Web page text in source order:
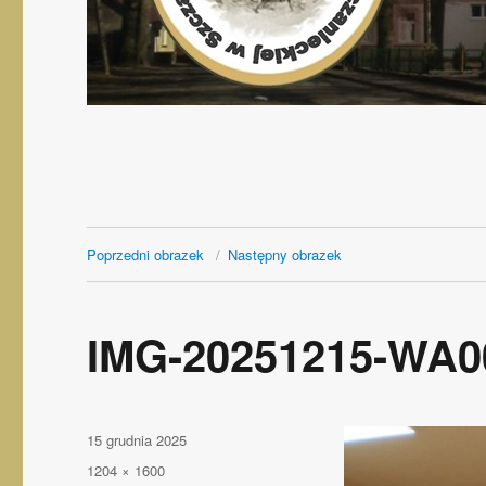
Poprzedni obrazek Następny obrazek
IMG-20251215-
Opublikowano
15 grudnia 2025
Pełny
1204 × 1600